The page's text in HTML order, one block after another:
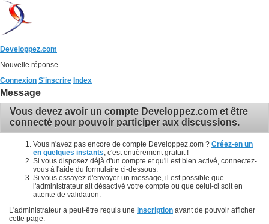
Developpez.com
Nouvelle réponse
Connexion S'inscrire Index
Message
Vous devez avoir un compte Developpez.com et être
connecté pour pouvoir participer aux discussions.
Vous n'avez pas encore de compte Developpez.com ? Créez-en un
en quelques instants , c'est entièrement gratuit !
Si vous disposez déjà d'un compte et qu'il est bien activé, connectez-
vous à l'aide du formulaire ci-dessous.
Si vous essayez d'envoyer un message, il est possible que
l'administrateur ait désactivé votre compte ou que celui-ci soit en
attente de validation.
L'administrateur a peut-être requis une inscription avant de pouvoir afficher
cette page.